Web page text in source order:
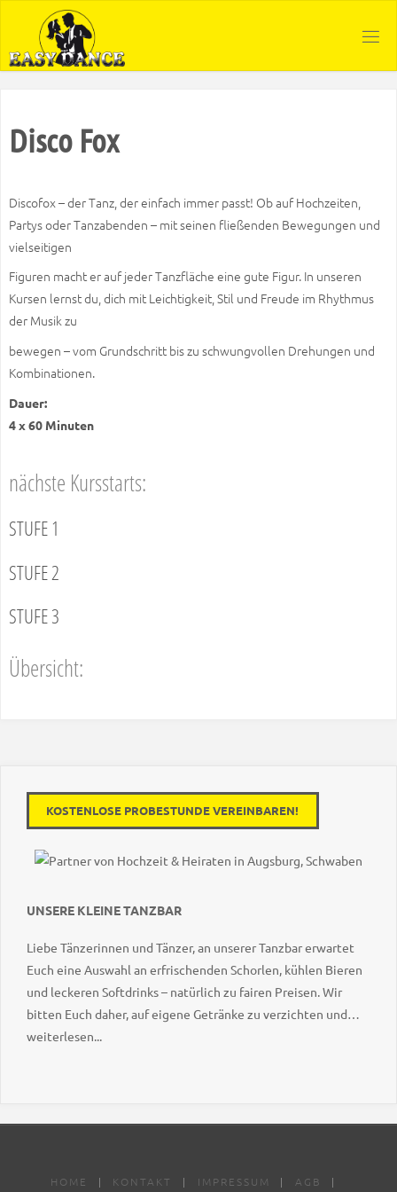
springen
Disco Fox
Discofox – der Tanz, der einfach immer passt! Ob auf Hochzeiten,
Partys oder Tanzabenden – mit seinen fließenden Bewegungen und
vielseitigen
Figuren macht er auf jeder Tanzfläche eine gute Figur. In unseren
Kursen lernst du, dich mit Leichtigkeit, Stil und Freude im Rhythmus
der Musik zu
bewegen – vom Grundschritt bis zu schwungvollen Drehungen und
Kombinationen.
Dauer:
4 x 60 Minuten
nächste Kursstarts:
STUFE 1
STUFE 2
STUFE 3
Übersicht:
KOSTENLOSE PROBESTUNDE VEREINBAREN!
UNSERE KLEINE TANZBAR
Liebe Tänzerinnen und Tänzer, an unserer Tanzbar erwartet
Euch eine Auswahl an erfrischenden Schorlen, kühlen Bieren
und leckeren Softdrinks – natürlich zu fairen Preisen. Wir
bitten Euch daher, auf eigene Getränke zu verzichten und
stattdessen unser Angebot zu genießen. Vielen Dank für Euer
weiterlesen...
HOME | KONTAKT | IMPRESSUM | AGB |